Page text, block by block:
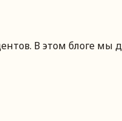
В этом блоге мы